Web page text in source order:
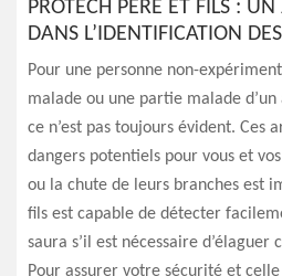
PROTECH PÈRE ET FILS :
DANS L’IDENTIFICATION
Pour une personne non-
malade ou une partie malade
ce n’est pas toujours évident. Ces
dangers potentiels pour vous et
ou la chute de leurs branches est
fils est capable de détecter
saura s’il est nécessaire d’élaguer
Pour assurer votre sécurité et